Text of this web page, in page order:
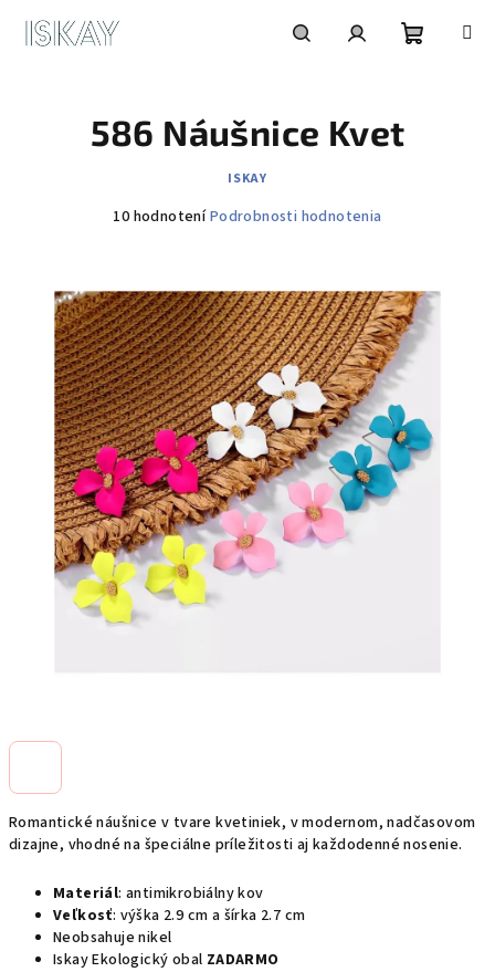
Romantické náušnice v tvare kvetiniek, v modernom,nadčasovom
dizajne, vhodné na špeciálne príležitosti aj každodenné nosenie.
Materiál: antimikrobiálny kov
Veľkosť: výška 2.9 cm a šírka 2.7 cm
Neobsahuje nikel
Iskay Ekologický obal ZADARMO
586 Náušnice Kvet
ISKAY
Priemerné
5,0
z
5
hviezdičiek.
10 hodnoteníPodrobnosti hodnotenia